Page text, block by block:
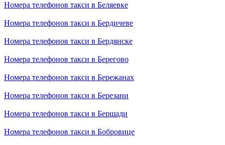
Номера телефонов такси в Беляевке
Номера телефонов такси в Бердичеве
Номера телефонов такси в Бердянске
Номера телефонов такси в Берегово
Номера телефонов такси в Бережанах
Номера телефонов такси в Березани
Номера телефонов такси в Бершади
Номера телефонов такси в Бобровице